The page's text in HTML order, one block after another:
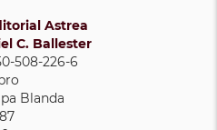
Astrea
C. Ballester
508-226-6
Blanda